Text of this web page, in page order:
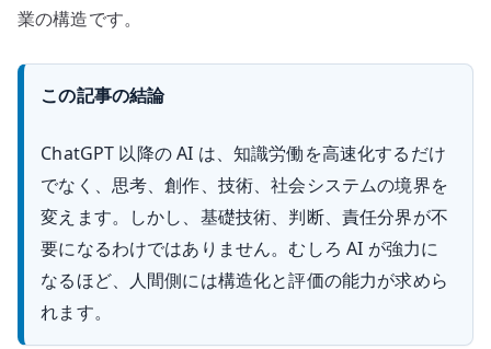
業の構造です。
この記事の結論
ChatGPT 以降の AI は、知識労働を高速化するだけ
でなく、思考、創作、技術、社会システムの境界を
変えます。しかし、基礎技術、判断、責任分界が不
要になるわけではありません。むしろ AI が強力に
なるほど、人間側には構造化と評価の能力が求めら
れます。